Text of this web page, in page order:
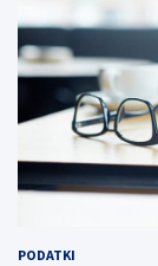
PODATKI